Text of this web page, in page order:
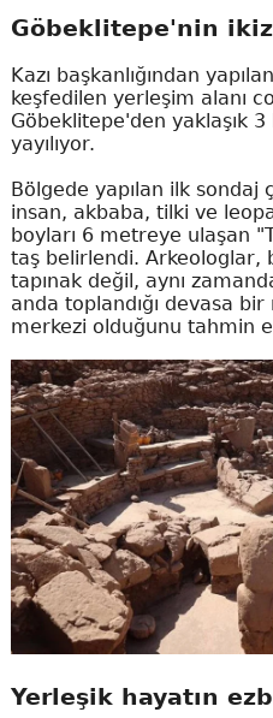
Göbeklitepe'nin
Kazı başkanlığından
keşfedilen yerleşim alanı
Göbeklitepe'den yaklaşık
yayılıyor.
Bölgede yapılan ilk sondaj
insan, akbaba, tilki ve
boyları 6 metreye ulaşan
taş belirlendi. Arkeologlar,
tapınak değil, aynı
anda toplandığı devasa
merkezi olduğunu tahmin
Yerleşik hayatın